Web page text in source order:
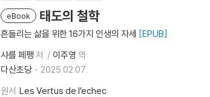
eBook 태도의 철학
흔들리는 삶을 위한 16가지 인생의 자세 EPUB
샤를 페팽 저 이주영 역
다산초당
2025.02.07.
원서 Les Vertus de l’echec